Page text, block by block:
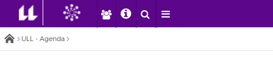
ULL - Agenda